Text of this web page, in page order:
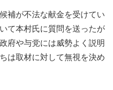
補が不法な献金を受けてい
て本村氏に質問を送ったが
府や与党には威勢よく説明
は取材に対して無視を決め